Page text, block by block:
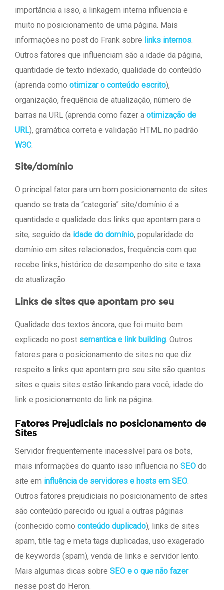
importância a isso, a linkagem interna influencia e
muito no posicionamento de uma página. Mais
informações no post do Frank sobre links internos.
Outros fatores que influenciam são a idade da página,
quantidade de texto indexado, qualidade do conteúdo
(aprenda como otimizar o conteúdo escrito),
organização, frequência de atualização, número de
barras na URL (aprenda como fazer a otimização de
URL), gramática correta e validação HTML no padrão
W3C.
Site/domínio
O principal fator para um bom posicionamento de sites
quando se trata da “categoria” site/domínio é a
quantidade e qualidade dos links que apontam para o
site, seguido da idade do domínio, popularidade do
domínio em sites relacionados, frequência com que
recebe links, histórico de desempenho do site e taxa
de atualização.
Links de sites que apontam pro seu
Qualidade dos textos âncora, que foi muito bem
explicado no post semantica e link building. Outros
fatores para o posicionamento de sites no que diz
respeito a links que apontam pro seu site são quantos
sites e quais sites estão linkando para você, idade do
link e posicionamento do link na página.
Fatores Prejudiciais no posicionamento de
Sites
Servidor frequentemente inacessível para os bots,
mais informações do quanto isso influencia no SEO do
site em influência de servidores e hosts em SEO.
Outros fatores prejudiciais no posicionamento de sites
são conteúdo parecido ou igual a outras páginas
(conhecido como conteúdo duplicado), links de sites
spam, title tag e meta tags duplicadas, uso exagerado
de keywords (spam), venda de links e servidor lento.
Mais algumas dicas sobre SEO e o que não fazer
nesse post do Heron.